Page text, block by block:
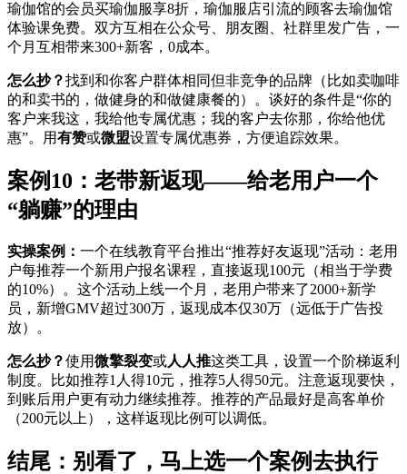
瑜伽馆的会员买瑜伽服享8折，瑜伽服店引流的顾客去瑜伽馆
体验课免费。双方互相在公众号、朋友圈、社群里发广告，一
个月互相带来300+新客，0成本。
怎么抄？找到和你客户群体相同但非竞争的品牌（比如卖咖啡
的和卖书的，做健身的和做健康餐的）。谈好的条件是“你的
客户来我这，我给他专属优惠；我的客户去你那，你给他优
惠”。用有赞或微盟设置专属优惠券，方便追踪效果。
案例10：老带新返现——给老用户一个
“躺赚”的理由
实操案例： 一个在线教育平台推出“推荐好友返现”活动：老用
户每推荐一个新用户报名课程，直接返现100元（相当于学费
的10%）。这个活动上线一个月，老用户带来了2000+新学
员，新增GMV超过300万，返现成本仅30万（远低于广告投
放）。
怎么抄？使用微擎裂变或人人推这类工具，设置一个阶梯返利
制度。比如推荐1人得10元，推荐5人得50元。注意返现要快，
到账后用户更有动力继续推荐。推荐的产品最好是高客单价
（200元以上），这样返现比例可以调低。
结尾：别看了，马上选一个案例去执行